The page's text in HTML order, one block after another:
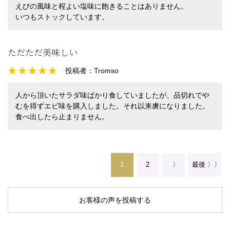
えびの風味と程よい塩味に飽きることはありません。
いつもストックしています。
ただただ美味しい
投稿者：Tromso
人から頂いたサラダ味ばかり食していましたが、品切れでや
むを得ずエビ味を購入しました。それ以来虜になりました。
食べ出したら止まりません。
1 2 〉 最後 〉〉
お客様の声を投稿する